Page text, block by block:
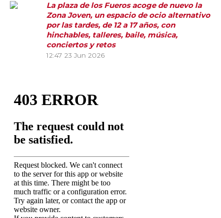
La plaza de los Fueros acoge de nuevo la
Zona Joven, un espacio de ocio alternativo
por las tardes, de 12 a 17 años, con
hinchables, talleres, baile, música,
conciertos y retos
12:47 23 Jun 2026